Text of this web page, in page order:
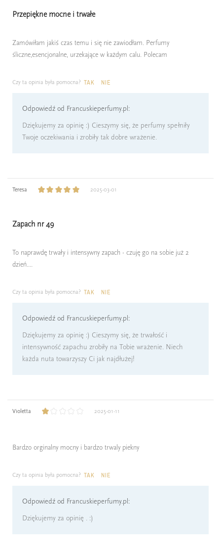
Przepiękne mocne i trwałe
Zamówiłam jakiś czas temu i się nie zawiodłam. Perfumy
śliczne,esencjonalne, urzekające w każdym calu. Polecam
Czy ta opinia była pomocna? TAK NIE
Odpowiedź od Francuskieperfumy.pl:
Dziękujemy za opinię :) Cieszymy się, że perfumy spełniły
Twoje oczekiwania i zrobiły tak dobre wrażenie.
Teresa 2025-03-01
Zapach nr 49
To naprawdę trwały i intensywny zapach - czuję go na sobie już 2
dzień....
Czy ta opinia była pomocna? TAK NIE
Odpowiedź od Francuskieperfumy.pl:
Dziękujemy za opinię :) Cieszymy się, że trwałość i
intensywność zapachu zrobiły na Tobie wrażenie. Niech
każda nuta towarzyszy Ci jak najdłużej!
Violetta 2025-01-11
Bardzo orginalny mocny i bardzo trwaly piekny
Czy ta opinia była pomocna? TAK NIE
Odpowiedź od Francuskieperfumy.pl:
Dziękujemy za opinię . :)